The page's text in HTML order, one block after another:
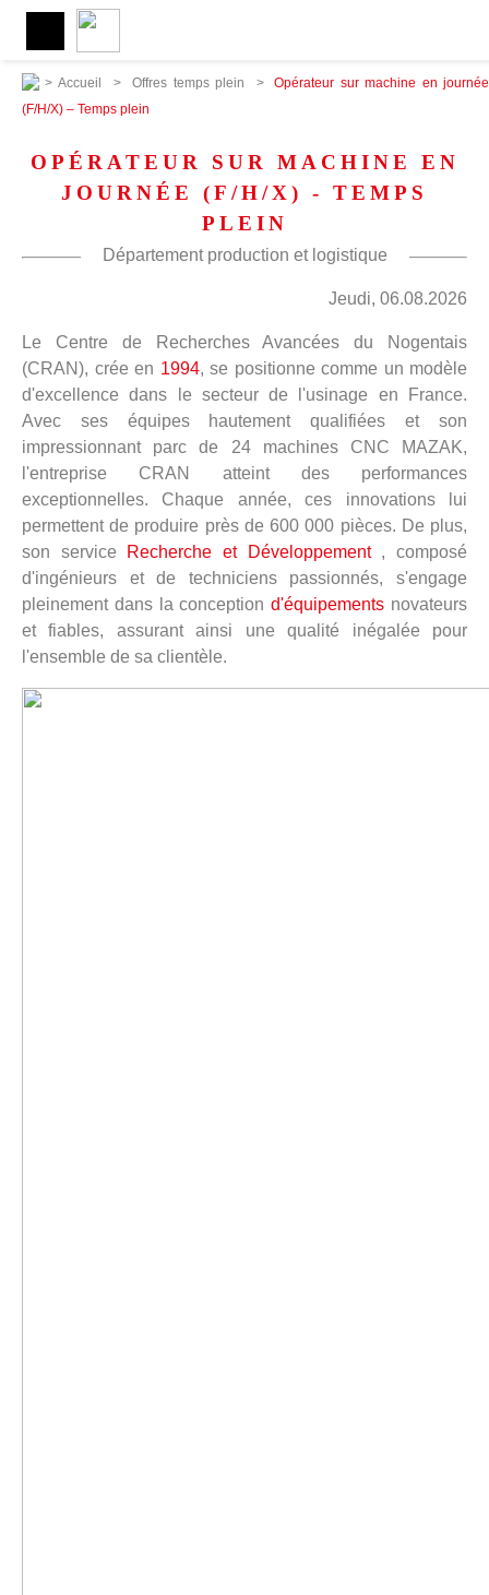
> Accueil > Offres temps plein >
Opérateur sur machine en journée
(F/H/X) – Temps plein
OPÉRATEUR SUR MACHINE EN
JOURNÉE (F/H/X) - TEMPS
PLEIN
Département production et logistique
Jeudi, 06.08.2026
Le Centre de Recherches Avancées du Nogentais
(CRAN), crée en 1994, se positionne comme un modèle
d'excellence dans le secteur de l'usinage en France.
Avec ses équipes hautement qualifiées et son
impressionnant parc de 24 machines CNC MAZAK,
l'entreprise CRAN atteint des performances
exceptionnelles. Chaque année, ces innovations lui
permettent de produire près de 600 000 pièces. De plus,
son service Recherche et Développement , composé
d'ingénieurs et de techniciens passionnés, s'engage
pleinement dans la conceptiond'équipements novateurs
et fiables, assurant ainsi une qualité inégalée pour
l'ensemble de sa clientèle.